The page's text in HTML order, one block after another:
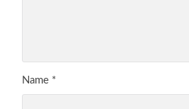
Name *